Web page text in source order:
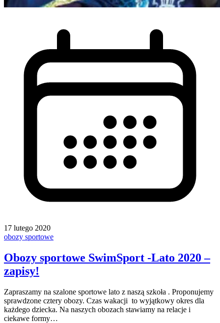
17 lutego 2020
obozy sportowe
Obozy sportowe SwimSport -Lato 2020 –
zapisy!
Zapraszamy na szalone sportowe lato z naszą szkoła . Proponujemy
sprawdzone cztery obozy. Czas wakacji to wyjątkowy okres dla
każdego dziecka. Na naszych obozach stawiamy na relacje i
ciekawe formy…